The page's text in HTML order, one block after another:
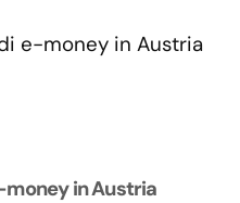
in Austria